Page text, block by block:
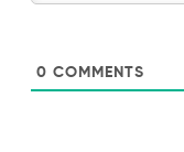
0 COMMENTS